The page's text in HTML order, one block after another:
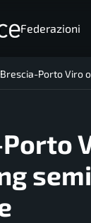
Federazioni
Brescia-Porto Viro